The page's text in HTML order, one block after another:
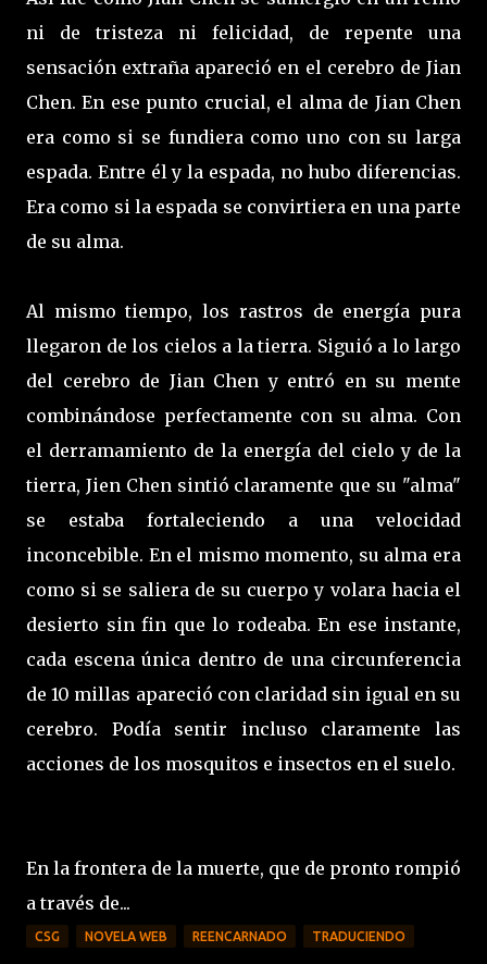
ni de tristeza ni felicidad, de repente una
sensación extraña apareció en el cerebro de Jian
Chen. En ese punto crucial, el alma de Jian Chen
era como si se fundiera como uno con su larga
espada. Entre él y la espada, no hubo diferencias.
Era como si la espada se convirtiera en una parte
de su alma.
Al mismo tiempo, los rastros de energía pura
llegaron de los cielos a la tierra. Siguió a lo largo
del cerebro de Jian Chen y entró en su mente
combinándose perfectamente con su alma. Con
el derramamiento de la energía del cielo y de la
tierra, Jien Chen sintió claramente que su "alma"
se estaba fortaleciendo a una velocidad
inconcebible. En el mismo momento, su alma era
como si se saliera de su cuerpo y volara hacia el
desierto sin fin que lo rodeaba. En ese instante,
cada escena única dentro de una circunferencia
de 10 millas apareció con claridad sin igual en su
cerebro. Podía sentir incluso claramente las
acciones de los mosquitos e insectos en el suelo.
En la frontera de la muerte, que de pronto rompió
a través de...
CSG NOVELA WEB REENCARNADO TRADUCIENDO